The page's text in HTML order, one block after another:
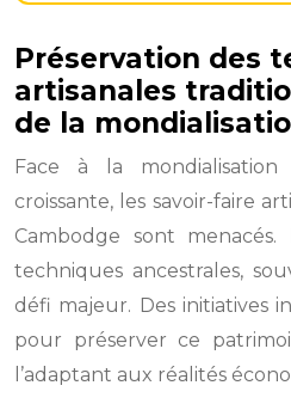
Préservation des
artisanales
de la
Face à la mondialisation
croissante, les savoir-faire
Cambodge sont menacés.
techniques ancestrales,
défi majeur. Des initiatives
pour préserver ce
l’adaptant aux réalités